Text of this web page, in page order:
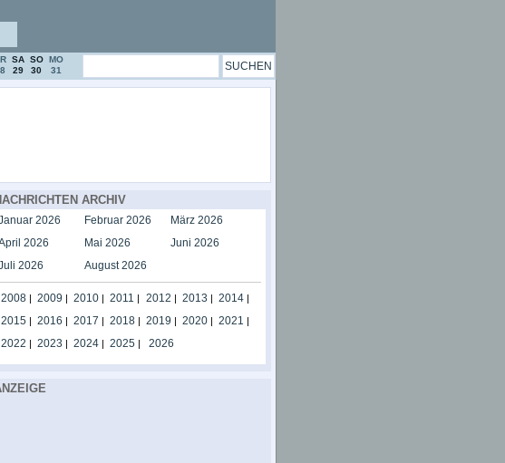
ARCHIV
2026 Februar 2026
März 2026
2026
Mai 2026
Juni 2026
2026
August 2026
2008| 2009 | 2010| 2011 | 2012 | 2013 | 2014|
2015| 2016 | 2017 | 2018| 2019 | 2020| 2021 |
2022 | 2023 | 2024| 2025| 2026
SA
29
SO
30
MO
31